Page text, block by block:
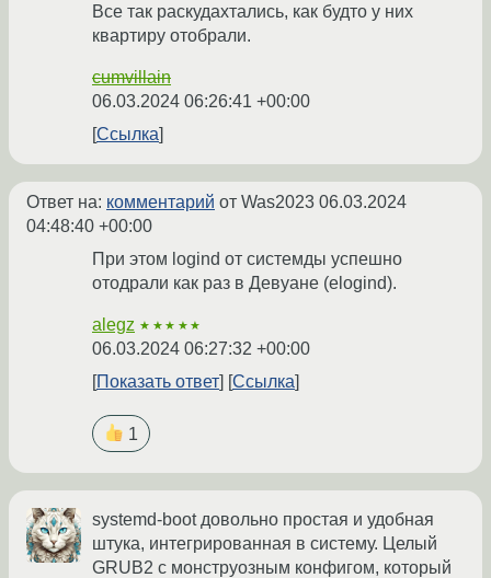
Все так раскудахтались, как будто у них
квартиру отобрали.
cumvillain
06.03.2024 06:26:41 +00:00
Ссылка
Ответ на: комментарий от Was2023 06.03.2024
04:48:40 +00:00
При этом logind от системды успешно
отодрали как раз в Девуане (elogind).
alegz ★★★★★
06.03.2024 06:27:32 +00:00
Показать ответ
Ссылка
1
systemd-boot довольно простая и удобная
штука, интегрированная в систему. Целый
GRUB2 с монструозным конфигом, который